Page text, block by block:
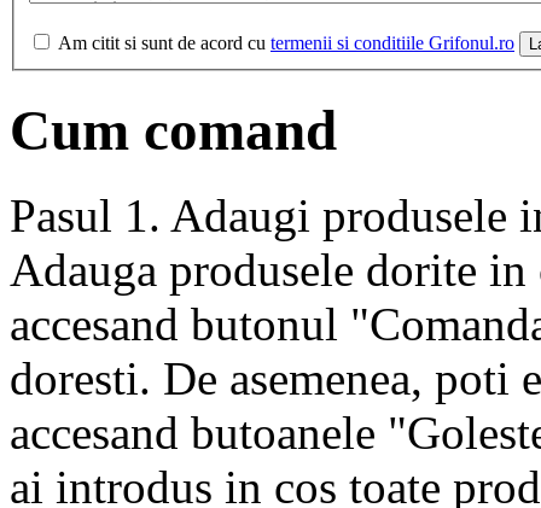
Am citit si sunt de acord cu termenii si conditiile Grifonul.ro
Cum comand
Pasul 1. Adaugi produsele
Adauga produsele dorite
accesand butonul
doresti. De asemenea, poti
accesand butoanele
ai introdus in cos toate